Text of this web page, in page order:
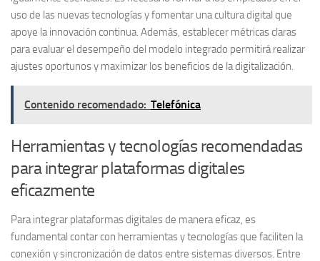
uso de las nuevas tecnologías y fomentar una cultura digital que
apoye la innovación continua. Además, establecer métricas claras
para evaluar el desempeño del modelo integrado permitirá realizar
ajustes oportunos y maximizar los beneficios de la digitalización.
Contenido recomendado: Telefónica
Herramientas y tecnologías recomendadas
para integrar plataformas digitales
eficazmente
Para integrar plataformas digitales de manera eficaz, es
fundamental contar con herramientas y tecnologías que faciliten la
conexión y sincronización de datos entre sistemas diversos. Entre